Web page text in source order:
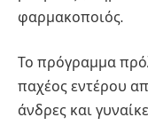
φαρμακοποιός.
Το πρόγραμμα
παχέος εντέρου
άνδρες και